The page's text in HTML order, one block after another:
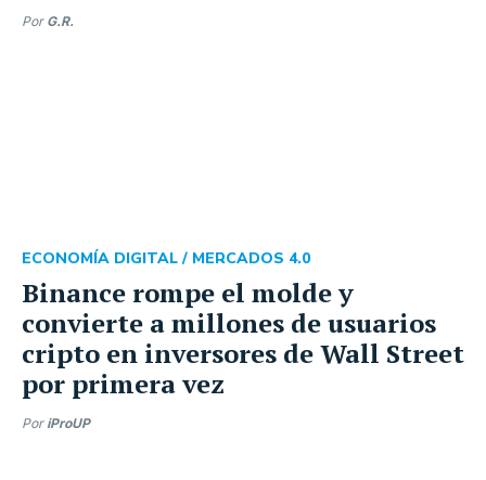
Por G.R.
Binance rompe el molde y
convierte a millones de usuarios
cripto en inversores de Wall Street
por primera vez
ECONOMÍA DIGITAL / MERCADOS 4.0
Por iProUP